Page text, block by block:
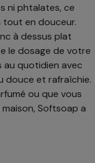
ni phtalates, ce
en douceur.
à dessus plat
le dosage de votre
au quotidien avec
douce et rafraîchie.
ou que vous
Softsoap a